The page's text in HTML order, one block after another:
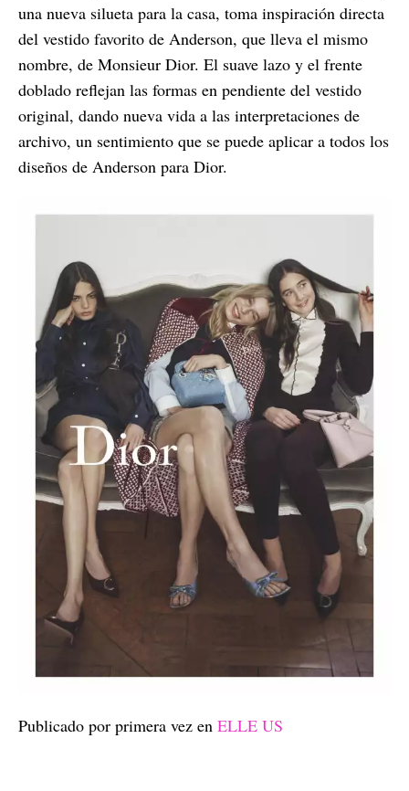
una nueva silueta para la casa, toma inspiración directa
del vestido favorito de Anderson, que lleva el mismo
nombre, de Monsieur Dior. El suave lazo y el frente
doblado reflejan las formas en pendiente del vestido
original, dando nueva vida a las interpretaciones de
archivo, un sentimiento que se puede aplicar a todos los
diseños de Anderson para Dior.
Publicado por primera vez en ELLE US